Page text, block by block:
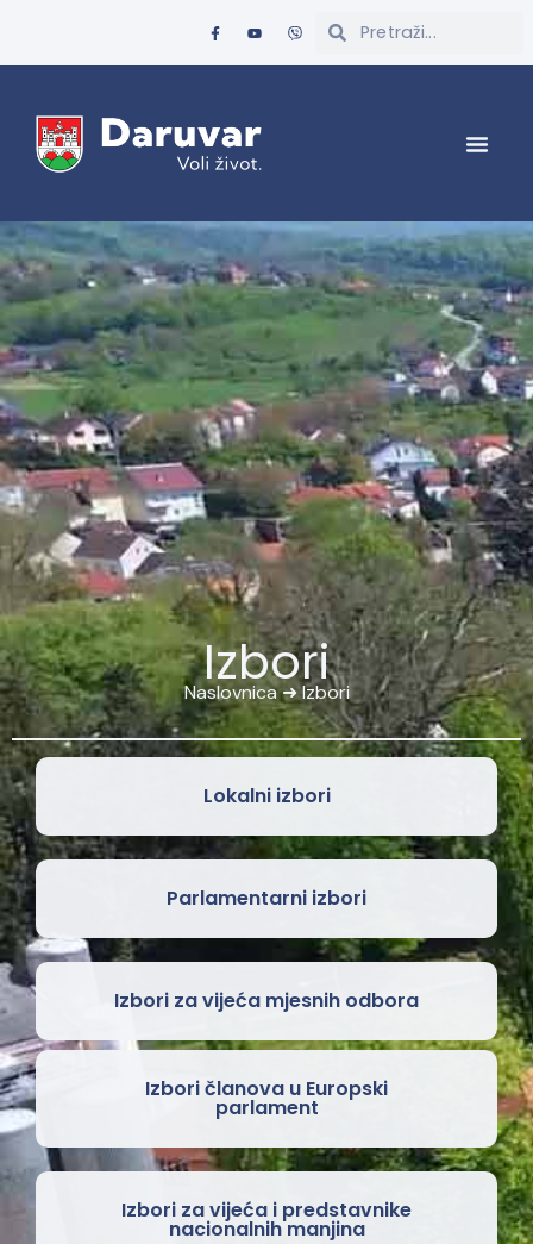
Izbori
Naslovnica➜Izbori
Lokalni izbori
Parlamentarni izbori
Izbori za vijeća mjesnih odbora
Izbori članova u Europski
parlament
Izbori za vijeća i predstavnike
nacionalnih manjina